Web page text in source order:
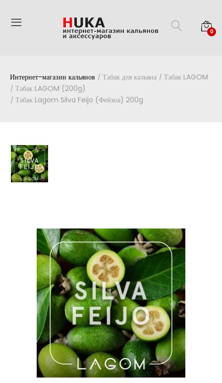
0
Интернет-магазин кальянов Табак для кальяна
Табак LAGOM
Табак LAGOM (200g)
Табак Lagom Silva Feijo (Фейхоа) 200g